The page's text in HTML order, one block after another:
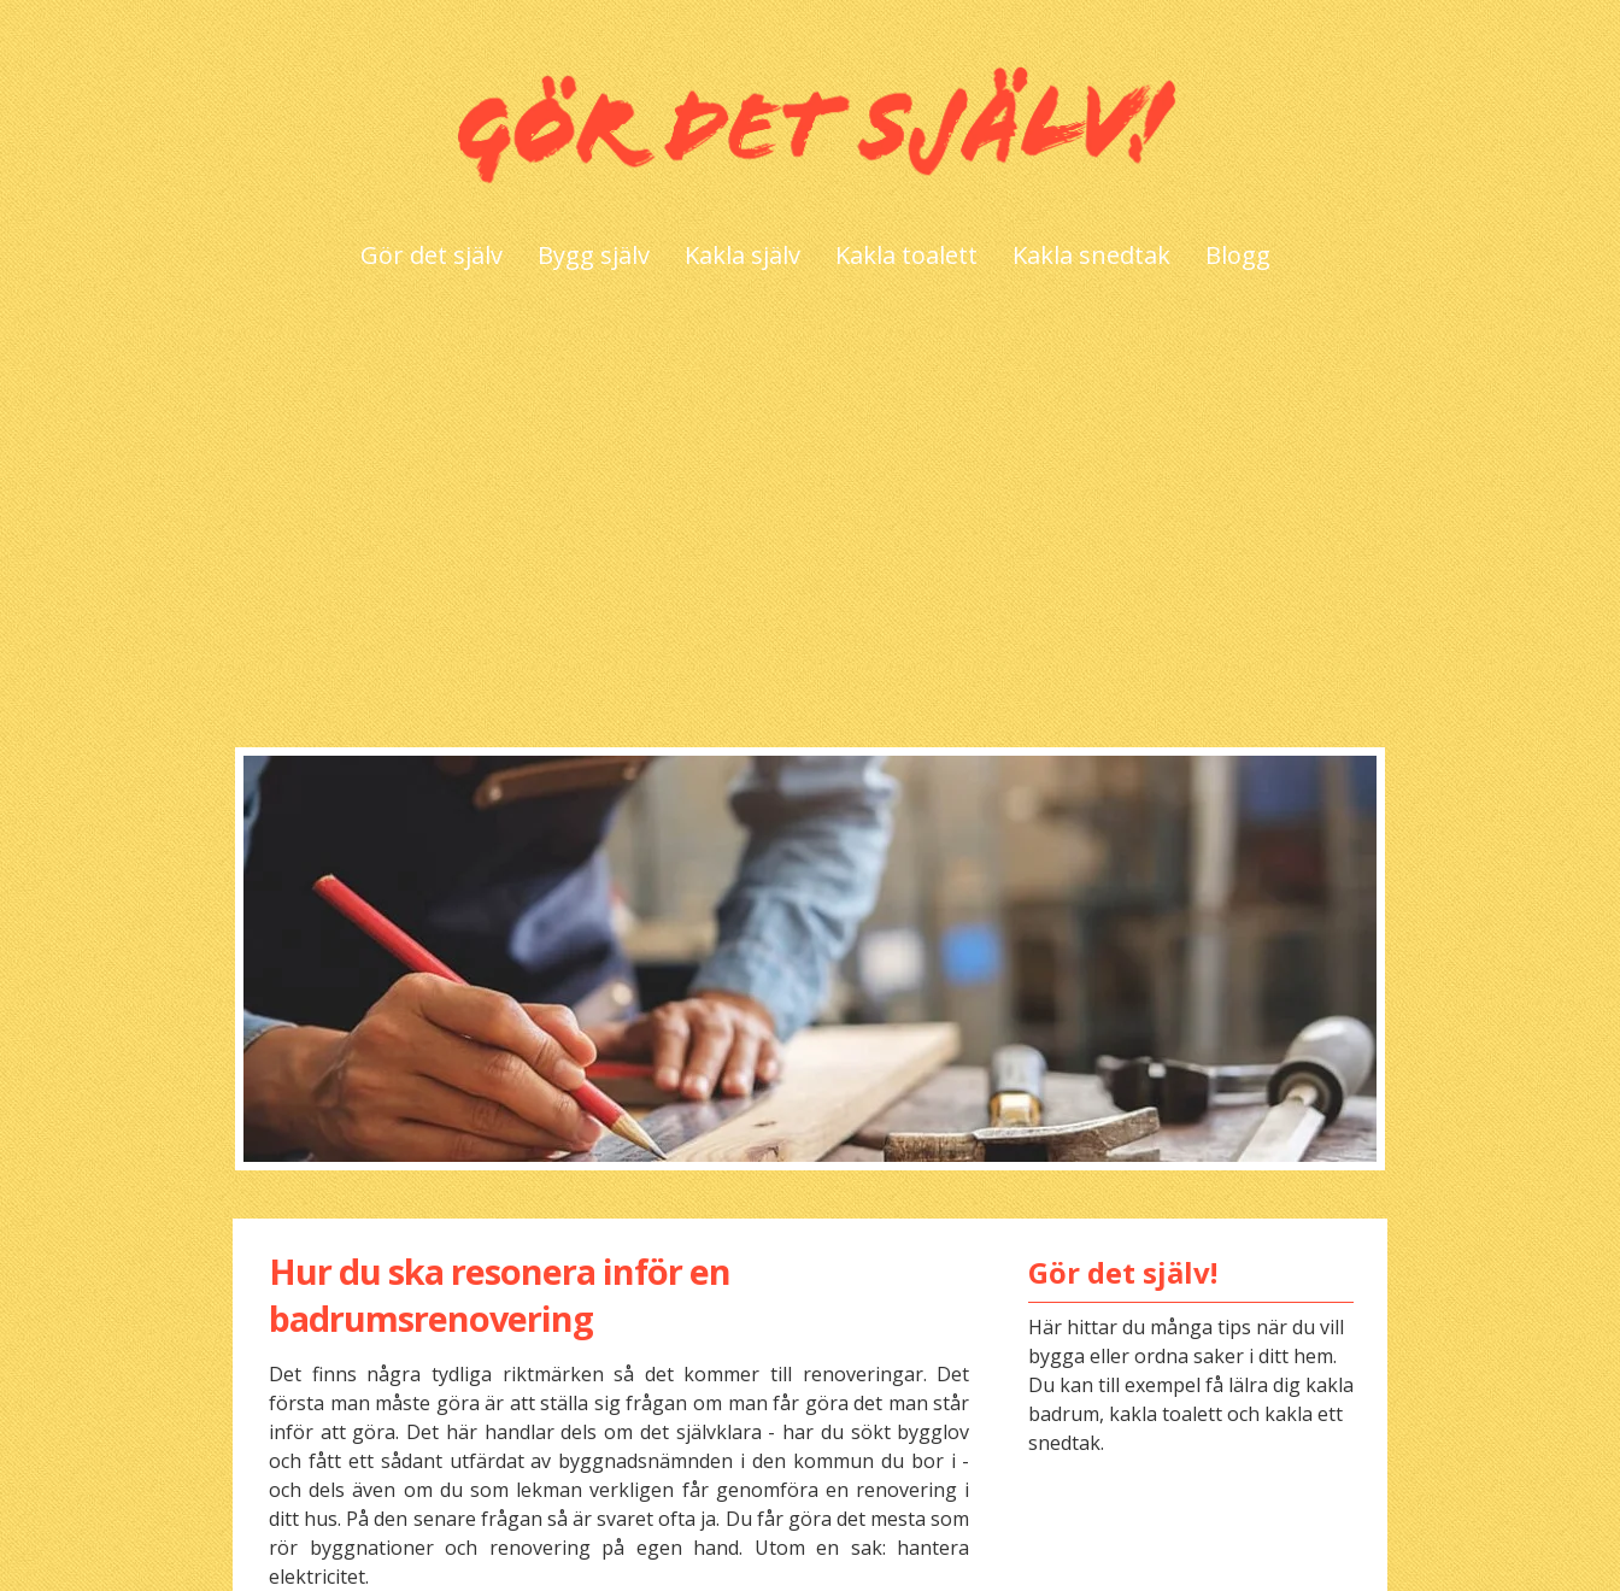
Gör det själv Bygg själv Kakla själv Kakla toalett Kakla snedtak Blogg
Hur du ska resonera inför en
badrumsrenovering
Det finns några tydliga riktmärken så det kommer till renoveringar. Det
första man måste göra är att ställa sig frågan om man får göra det man står
inför att göra. Det här handlar dels om det självklara - har du sökt bygglov
och fått ett sådant utfärdat av byggnadsnämnden i den kommun du bor i -
och dels även om du som lekman verkligen får genomföra en renovering i
ditt hus. På den senare frågan så är svaret ofta ja. Du får göra det mesta som
rör byggnationer och renovering på egen hand. Utom en sak: hantera
elektricitet.
Gör det själv!
Här hittar du många tips när du vill
bygga eller ordna saker i ditt hem.
Du kan till exempel få lälra dig kakla
badrum, kakla toalett och kakla ett
snedtak.